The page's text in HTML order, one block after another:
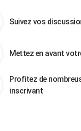
Suivez vos
Mettez en avant
Profitez de
inscrivant